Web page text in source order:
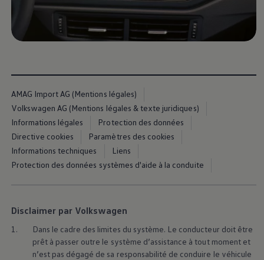
AMAG Import AG (Mentions légales)
Volkswagen AG (Mentions légales & texte juridiques)
Informations légales
Protection des données
Directive cookies
Paramètres des cookies
Informations techniques
Liens
Protection des données systèmes d'aide à la conduite
Disclaimer par Volkswagen
1.
Dans le cadre des limites du système. Le conducteur doit être
prêt à passer outre le système d’assistance à tout moment et
n’est pas dégagé de sa responsabilité de conduire le véhicule